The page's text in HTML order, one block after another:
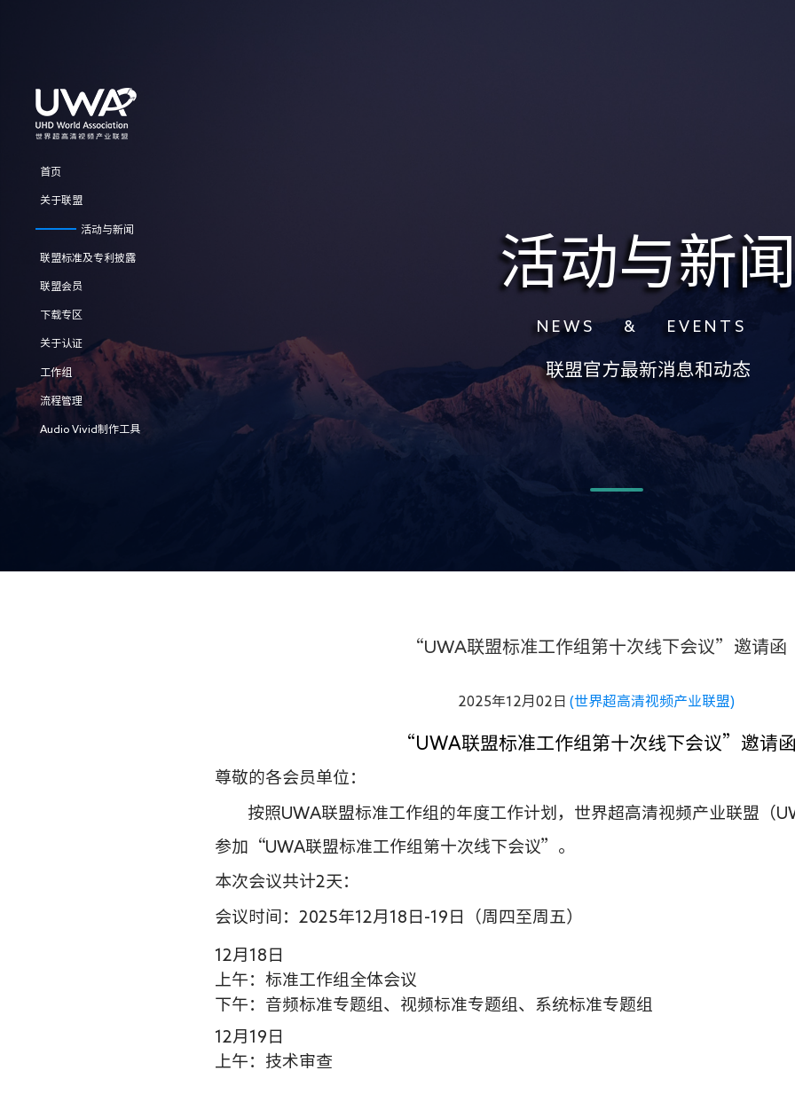
首页
关于联盟
活动与新闻
联盟标准及专利披露
联盟会员
下载专区
关于认证
工作组
流程管理
Audio Vivid制作工具
活动与新
N E W S & E V E N T S
联盟官方最新消息和动态
“UWA联盟标准工作组第十次线下会议”邀请函
2025年12月02日 (世界超高清视频产业联盟)
“UWA联盟标准工作组第十次线下会议”邀请
尊敬的各会员单位：
按照UWA联盟标准工作组的年度工作计划，世界超高清视频产业联盟（
参加“UWA联盟标准工作组第十次线下会议”。
本次会议共计2天：
会议时间：2025年12月18日-19日（周四至周五）
12 月18日
上午：标准工作组全体会议
下午：音频标准专题组、视频标准专题组、系统标准专题组
12 月19日
上午：技术审查